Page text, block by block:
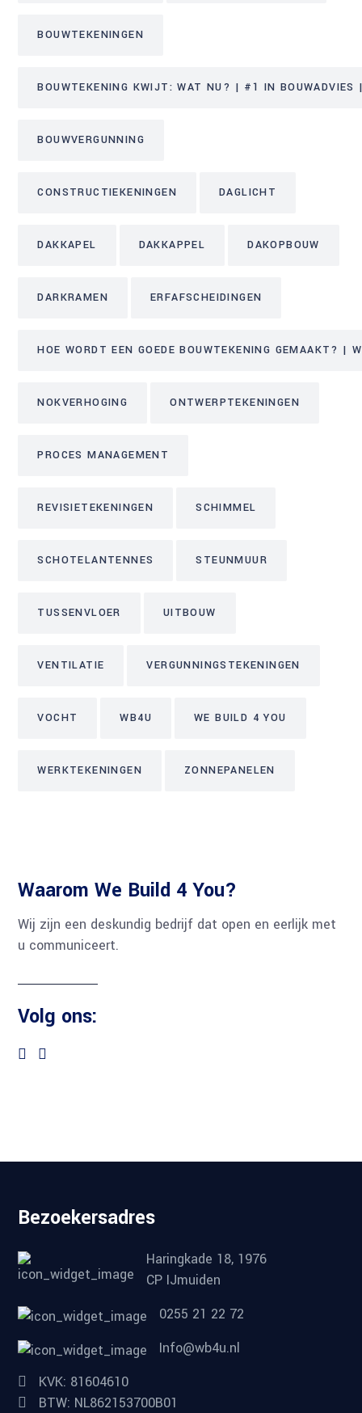
BOUWTEKENINGEN
BOUWTEKENING KWIJT: WAT NU? | #1 IN BOUWADVIES
BOUWVERGUNNING
CONSTRUCTIEKENINGEN DAGLICHT
DAKKAPEL DAKKAPPEL DAKOPBOUW
DARKRAMEN ERFAFSCHEIDINGEN
HOE WORDT EEN GOEDE BOUWTEKENING GEMAAKT? |
NOKVERHOGING ONTWERPTEKENINGEN
PROCES MANAGEMENT
REVISIETEKENINGEN SCHIMMEL
SCHOTELANTENNES STEUNMUUR
TUSSENVLOER UITBOUW
VENTILATIE VERGUNNINGSTEKENINGEN
VOCHT WB4U WE BUILD 4 YOU
WERKTEKENINGEN ZONNEPANELEN
Waarom We Build 4 You?
Wij zijn een deskundig bedrijf dat open en eerlijk met
u communiceert.
Volg ons:
Bezoekersadres
Haringkade 18, 1976
CP IJmuiden
0255 21 22 72
Info@wb4u.nl
KVK: 81604610
BTW: NL862153700B01